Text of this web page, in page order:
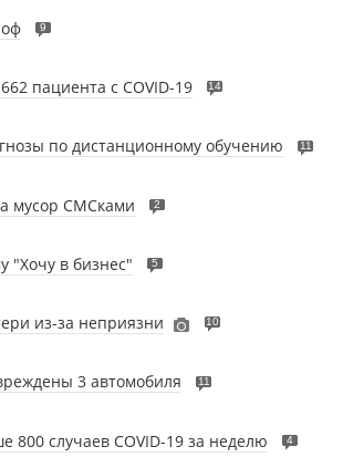
9
пациента с COVID-19 14
по дистанционному обучению 11
мусор СМСками 2
"Хочу в бизнес" 5
из-за неприязни 10
3 автомобиля 11
800 случаев COVID-19 за неделю 4